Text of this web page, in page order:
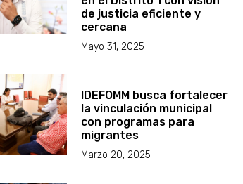
de justicia eficiente y
cercana
Mayo 31, 2025
IDEFOMM busca fortalecer
la vinculación municipal
con programas para
migrantes
Marzo 20, 2025